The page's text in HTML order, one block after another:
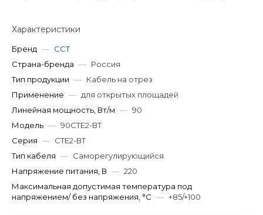
Характеристики
Бренд — ССТ
Страна-бренда — Россия
Тип продукции — Кабель на отрез
Применение — для открытых площадей
Линейная мощность, Вт/м — 90
Модель — 90СТЕ2-ВТ
Серия — СТЕ2-ВТ
Тип кабеля — Саморегулирующийся
Напряжение питания, В — 220
Максимальная допустимая температура под
напряжением/ без напряжения, °C — +85/+100